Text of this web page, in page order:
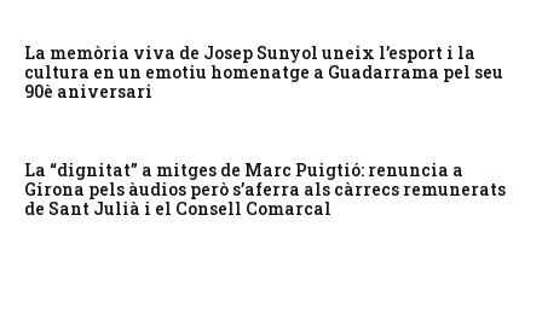
La memòria viva de Josep Sunyol uneix l’esport i la
cultura en un emotiu homenatge a Guadarrama pel seu
90è aniversari
La “dignitat” a mitges de Marc Puigtió: renuncia a
Girona pels àudios però s’aferra als càrrecs remunerats
de Sant Julià i el Consell Comarcal